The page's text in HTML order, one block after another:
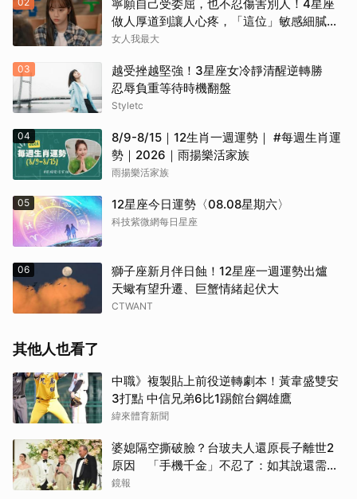
寧願自己受委屈，也不忍傷害別人！4星座
做人厚道到讓人心疼，「這位」敏感細膩搞
得自己不斷內耗
女人我最大
03
越受挫越堅強！3星座女冷靜清醒逆轉勝
忍辱負重等待時機翻盤
Styletc
04
8/9-8/15｜12生肖一週運勢｜ #每週生肖運
勢｜2026｜雨揚樂活家族
雨揚樂活家族
05 12星座今日運勢〈08.08星期六〉
科技紫微網每日星座
06
獅子座新月伴日蝕！12星座一週運勢出爐
天蠍有望升遷、巨蟹情緒起伏大
CTWANT
其他人也看了
中職》複製貼上前役逆轉劇本！黃韋盛雙安
3打點 中信兄弟6比1踢館台鋼雄鷹
緯來體育新聞
婆媳隔空撕破臉？台玻夫人還原長子離世2
原因 「手機千金」不忍了：如其說還需要
離開嗎？
鏡報